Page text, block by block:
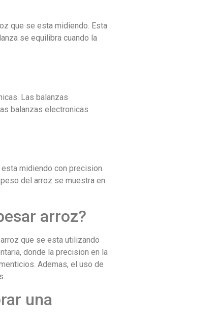
que se esta midiendo. Esta
se equilibra cuando la
Las balanzas
balanzas electronicas
midiendo con precision.
del arroz se muestra en
arroz?
que se esta utilizando
donde la precision en la
Ademas, el uso de
una